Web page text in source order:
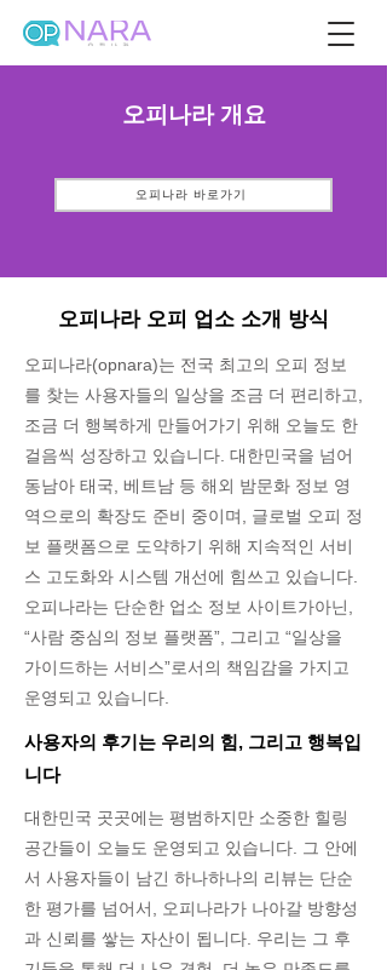
오피나라 개요
오피나라 바로가기
오피나라 오피 업소 소개 방식
오피나라(opnara)는 전국 최고의 오피 정보
를 찾는 사용자들의 일상을 조금 더 편리하고,
조금 더 행복하게 만들어가기 위해 오늘도 한
걸음씩 성장하고 있습니다. 대한민국을 넘어
동남아 태국, 베트남 등 해외 밤문화 정보 영
역으로의 확장도 준비 중이며, 글로벌 오피 정
보 플랫폼으로 도약하기 위해 지속적인 서비
스 고도화와 시스템 개선에 힘쓰고 있습니다.
오피나라는 단순한 업소 정보 사이트가아닌,
“사람 중심의 정보 플랫폼”, 그리고 “일상을
가이드하는 서비스”로서의 책임감을 가지고
운영되고 있습니다.
사용자의 후기는 우리의 힘, 그리고 행복입
니다
대한민국 곳곳에는 평범하지만 소중한 힐링
공간들이 오늘도 운영되고 있습니다. 그 안에
서 사용자들이 남긴 하나하나의 리뷰는 단순
한 평가를 넘어서, 오피나라가 나아갈 방향성
과 신뢰를 쌓는 자산이 됩니다. 우리는 그 후